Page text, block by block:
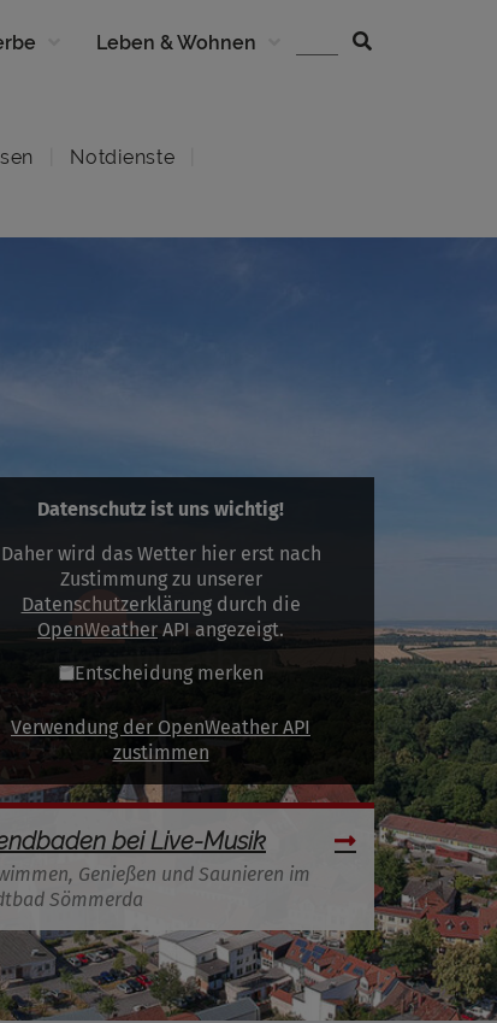
Leben & Wohnen
Notdienste
Datenschutz ist uns wichtig!
Daher wird das Wetter hier erst nach
Zustimmung zu unserer
Datenschutzerklärungdurch die
OpenWeather API angezeigt.
Entscheidung merken
Verwendung der OpenWeather API
zustimmen
bei Live-Musik
Genießen und Saunieren im
Sömmerda